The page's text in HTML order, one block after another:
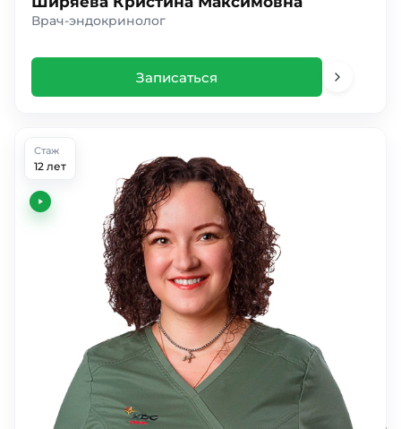
Врач-эндокринолог
Записаться
Стаж
12 лет